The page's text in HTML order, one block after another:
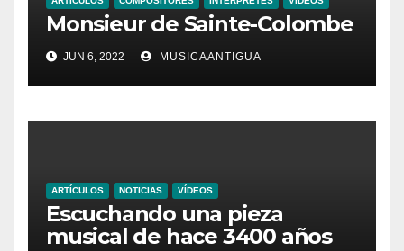
Monsieur de Sainte-Colombe
JUN 6, 2022 MUSICAANTIGUA
ARTÍCULOS NOTICIAS VÍDEOS
Escuchando una pieza
musical de hace 3400 años